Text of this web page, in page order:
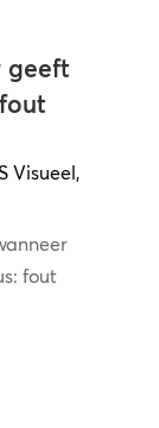
geeft
Visueel,
fout